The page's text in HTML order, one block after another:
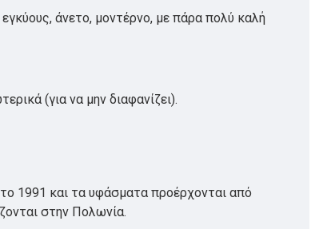
άνετο, μοντέρνο, με πάρα πολύ καλή
(για να μην διαφανίζει).
1991 και τα υφάσματα προέρχονται από
στην Πολωνία.